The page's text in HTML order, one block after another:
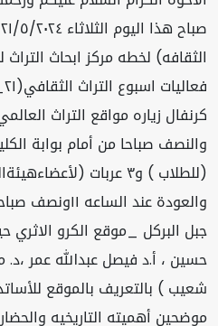
كرنفال زياره مواقع التراث
(للطلاب ) و٣ عربات
والعودة عند
جبل البركل _موقع الكرو
حسين ، أ.د فيصل عبدالله عمر ،د.
شعيب ) بالتعريف بالموقع
موضحين أهميته التاريخيه